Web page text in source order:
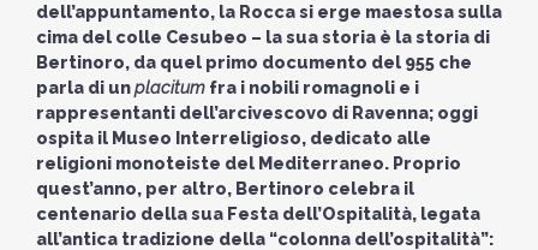
dell’appuntamento, la Rocca si erge maestosa sulla
cima del colle Cesubeo – la sua storia è la storia di
Bertinoro, da quel primo documento del 955 che
parla di unplacitum fra i nobili romagnoli e i
rappresentanti dell’arcivescovo di Ravenna; oggi
ospita il Museo Interreligioso, dedicato alle
religioni monoteiste del Mediterraneo. Proprio
quest’anno, per altro, Bertinoro celebra il
centenario della sua Festa dell’Ospitalità, legata
all’antica tradizione della “colonna dell’ospitalità”: